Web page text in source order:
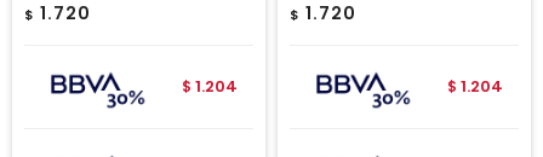
$ 1.720
$ 1.204
$ 1.720
$ 1.204